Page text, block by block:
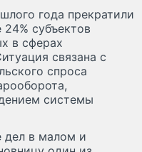
года прекратили
субъектов
в сферах
связана с
спроса
системы
дел в малом и